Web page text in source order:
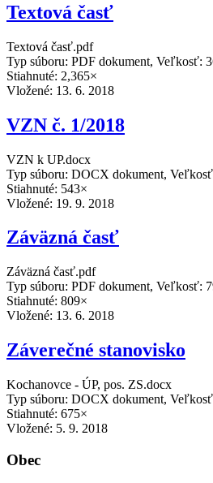
Textová časť
Textová časť.pdf
Typ súboru: PDF dokument, Veľkosť:
Stiahnuté: 2,365×
Vložené: 13. 6. 2018
VZN č. 1/2018
VZN k UP.docx
Typ súboru: DOCX dokument,
Stiahnuté: 543×
Vložené: 19. 9. 2018
Záväzná časť
Záväzná časť.pdf
Typ súboru: PDF dokument, Veľkosť:
Stiahnuté: 809×
Vložené: 13. 6. 2018
Záverečné stanovisko
Kochanovce - ÚP, pos. ZS.docx
Typ súboru: DOCX dokument,
Stiahnuté: 675×
Vložené: 5. 9. 2018
Obec